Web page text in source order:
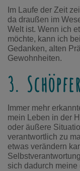
Im Laufe der Zeit
da draußen im
Welt ist. Wenn ich
möchte, kann ich
Gedanken, alten
Gewohnheiten.
3.
Immer mehr
mein Leben in der
oder äußere
verantwortlich zu
etwas verändern
sich dadurch meine